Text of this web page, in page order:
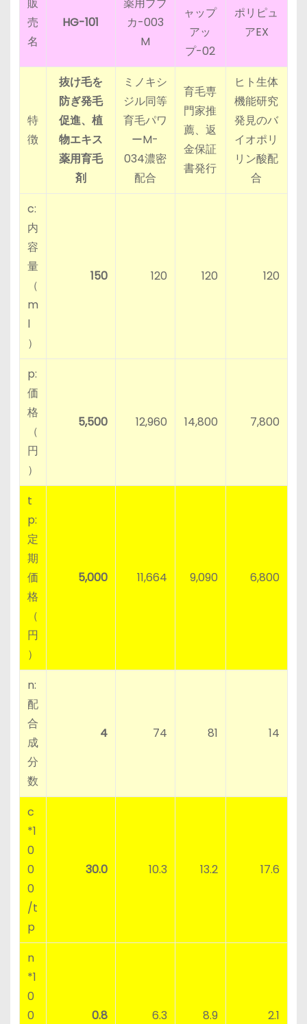
売
名
HG-101
カ-003
M
ャップ
アッ
プ-02
ポリピュ
アEX
特
徴
抜け毛を
防ぎ発毛
促進、植
物エキス
薬用育毛
剤
ミノキシ
ジル同等
育毛パワ
ーM-
034濃密
配合
育毛専
門家推
薦、返
金保証
書発行
ヒト生体
機能研究
発見のバ
イオポリ
リン酸配
合
c:
内
容
量
（
m
l
）
150 120 120 120
p:
価
格
（
円
）
5,500 12,960 14,800 7,800
t
p:
定
期
価
格
（
円
）
5,000 11,664 9,090 6,800
n:
配
合
成
分
数
4 74 81 14
c
*1
0
0
0
/t
p
30.0 10.3 13.2 17.6
n
*1
0
0
0.8 6.3 8.9 2.1